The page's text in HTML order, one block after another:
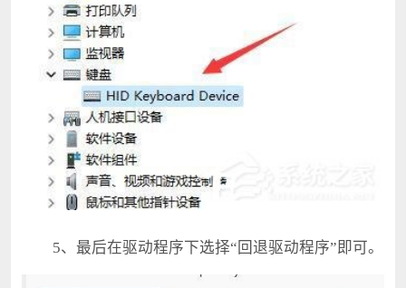
5、最后在驱动程序下选择“回退驱动程序”即可。